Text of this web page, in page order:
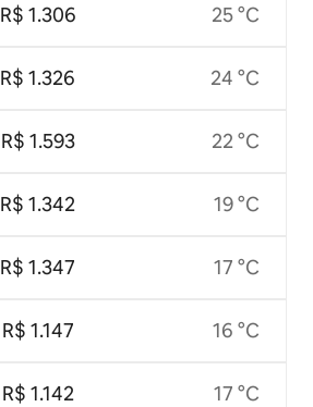
R$ 1.306
R$ 1.326
R$ 1.593
R$ 1.342
R$ 1.347
R$ 1.147
R$ 1.142
25 °C
24 °C
22 °C
19 °C
17 °C
16 °C
17 °C